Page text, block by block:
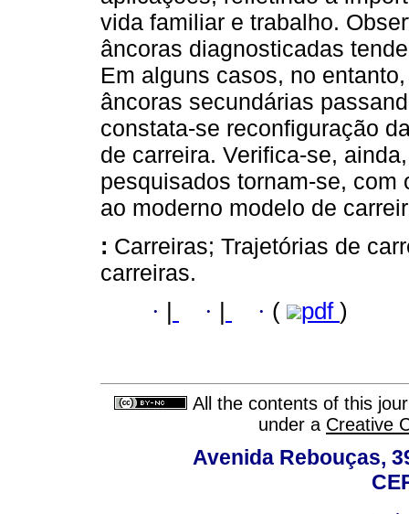
vida familiar e trabalho.
âncoras diagnosticadas
Em alguns casos, no
âncoras secundárias
constata-se reconfiguração
de carreira. Verifica-se,
pesquisados tornam-se, com
ao moderno modelo de
: Carreiras; Trajetórias de
carreiras.
· · · ( pdf )
All the contents of this
under a Creative
Avenida Rebouças,